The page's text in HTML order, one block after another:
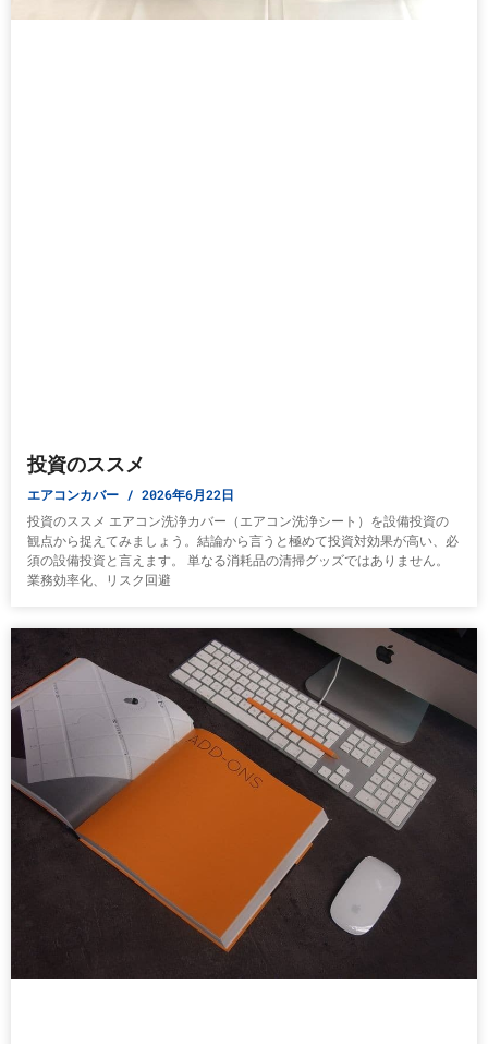
投資のススメ
エアコンカバー 2026年6月22日
投資のススメ エアコン洗浄カバー（エアコン洗浄シート）を設備投資の
観点から捉えてみましょう。結論から言うと極めて投資対効果が高い、必
須の設備投資と言えます。 単なる消耗品の清掃グッズではありません。
業務効率化、リスク回避